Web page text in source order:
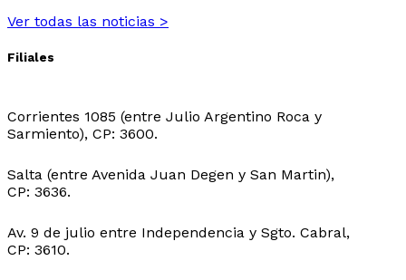
Ver todas las noticias >
Filiales
Corrientes 1085 (entre Julio Argentino Roca y
Sarmiento), CP: 3600.
Salta (entre Avenida Juan Degen y San Martin),
CP: 3636.
Av. 9 de julio entre Independencia y Sgto. Cabral,
CP: 3610.